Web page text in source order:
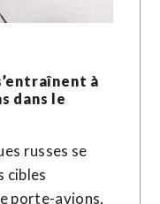
à
dans le
russes se
cibles
porte-avions,